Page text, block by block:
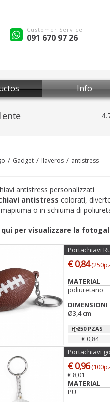
Customer Service
091 670 97 26
Info
Gadget llaveros antistress
antistress personalizzati
antistress colorati,
o in schiuma di
qui per visualizzare la
Portachiavi
€ 0,84
MATERIAL
poliuretano
DIMENSIONI
Ø3,4 cm
250 PZAS
€ 0,84
Portachiavi
€ 0,96
€ 8,01
MATERIAL
PU